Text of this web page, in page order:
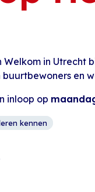
in
inloop op
kennen